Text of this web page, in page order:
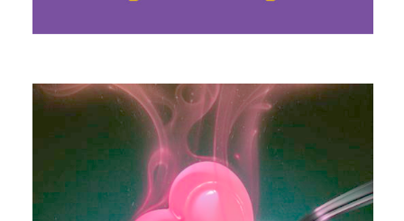
LOVERDOSE (DELUXE)